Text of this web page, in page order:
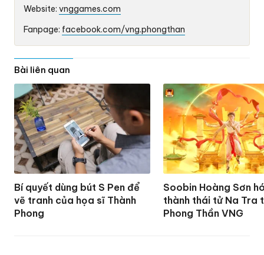
Website:vnggames.com
Fanpage: facebook.com/vng.phongthan
Bài liên quan
Bí quyết dùng bút S Pen để
vẽ tranh của họa sĩ Thành
Phong
Soobin Hoàng Sơn
thành thái tử Na Tra
Phong Thần VNG